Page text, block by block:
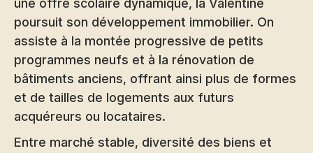
une offre scolaire dynamique, la Valentine
poursuit son développement immobilier. On
assiste à la montée progressive de petits
programmes neufs et à la rénovation de
bâtiments anciens, offrant ainsi plus de formes
et de tailles de logements aux futurs
acquéreurs ou locataires.
Entre marché stable, diversité des biens et